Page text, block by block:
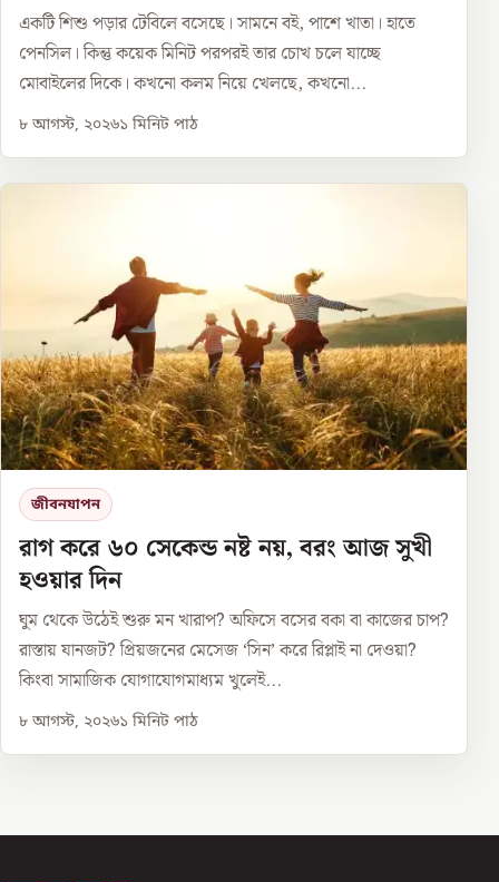
একটি শিশু পড়ার টেবিলে বসেছে। সামনে বই, পাশে খাতা। হাতে
পেনসিল। কিন্তু কয়েক মিনিট পরপরই তার চোখ চলে যাচ্ছে
মোবাইলের দিকে। কখনো কলম নিয়ে খেলছে, কখনো...
৮ আগস্ট, ২০২৬১ মিনিট পাঠ
জীবনযাপন
রাগ করে ৬০ সেকেন্ড নষ্ট নয়, বরং আজ সুখী
হওয়ার দিন
ঘুম থেকে উঠেই শুরু মন খারাপ? অফিসে বসের বকা বা কাজের চাপ?
রাস্তায় যানজট? প্রিয়জনের মেসেজ ‘সিন’ করে রিপ্লাই না দেওয়া?
কিংবা সামাজিক যোগাযোগমাধ্যম খুলেই...
৮ আগস্ট, ২০২৬১ মিনিট পাঠ